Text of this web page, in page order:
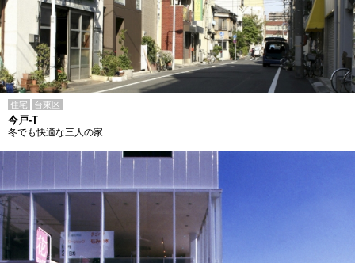
住宅 台東区
今戸-T
冬でも快適な三人の家